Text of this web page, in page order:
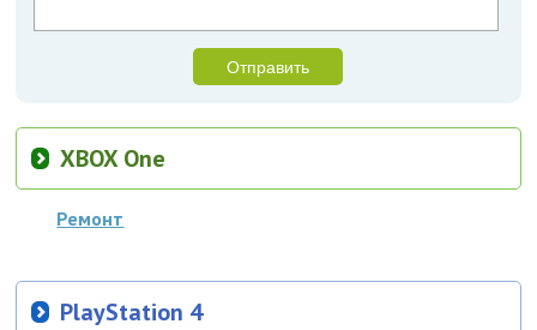
XBOX One
Ремонт
PlayStation 4